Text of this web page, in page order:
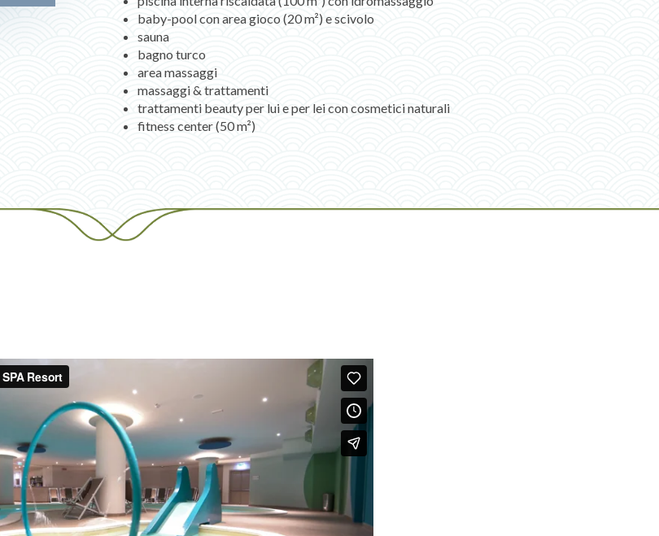
baby-pool con area gioco (20 m²) e scivolo
sauna
bagno turco
area massaggi
massaggi & trattamenti
trattamenti beauty per lui e per lei con cosmetici naturali
fitness center (50 m²)